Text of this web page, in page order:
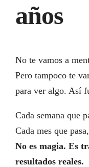
años
No te vamos a
Pero tampoco te
para ver algo. Así
Cada semana que
Cada mes que pasa,
No es magia. Es
resultados reales.